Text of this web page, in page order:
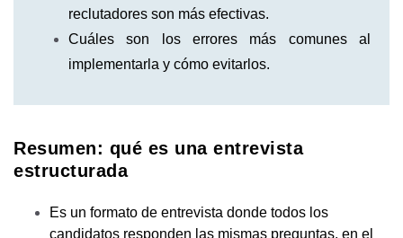
reclutadores son más efectivas.
Cuáles son los errores más comunes al
implementarla y cómo evitarlos.
Resumen: qué es una entrevista
estructurada
Es un formato de entrevista donde todos los
candidatos responden las mismas preguntas, en el